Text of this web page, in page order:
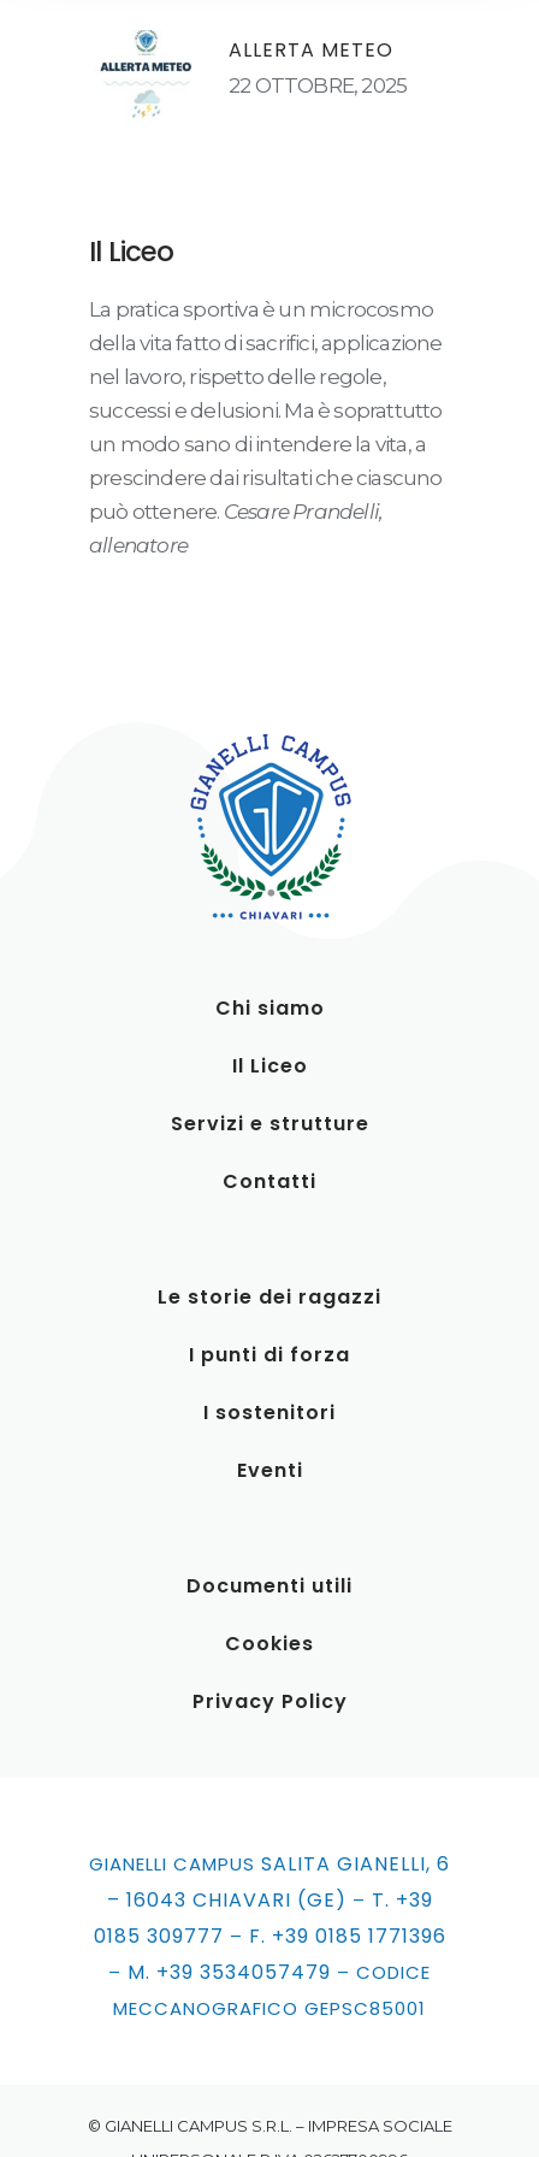
ALLERTA METEO
22 OTTOBRE, 2025
Il Liceo
La pratica sportiva è un microcosmo
della vita fatto di sacrifici, applicazione
nel lavoro, rispetto delle regole,
successi e delusioni. Ma è soprattutto
un modo sano di intendere la vita, a
prescindere dai risultati che ciascuno
può ottenere. Cesare Prandelli,
allenatore
Chi siamo
Il Liceo
Servizi e strutture
Contatti
Le storie dei ragazzi
I punti di forza
I sostenitori
Eventi
Documenti utili
Cookies
Privacy Policy
GIANELLI CAMPUS SALITA GIANELLI, 6
– 16043 CHIAVARI (GE) – T. +39
0185 309777 – F. +39 0185 1771396
– M. +39 3534057479 – CODICE
MECCANOGRAFICO GEPSC85001
© GIANELLI CAMPUS S.R.L. – IMPRESA SOCIALE